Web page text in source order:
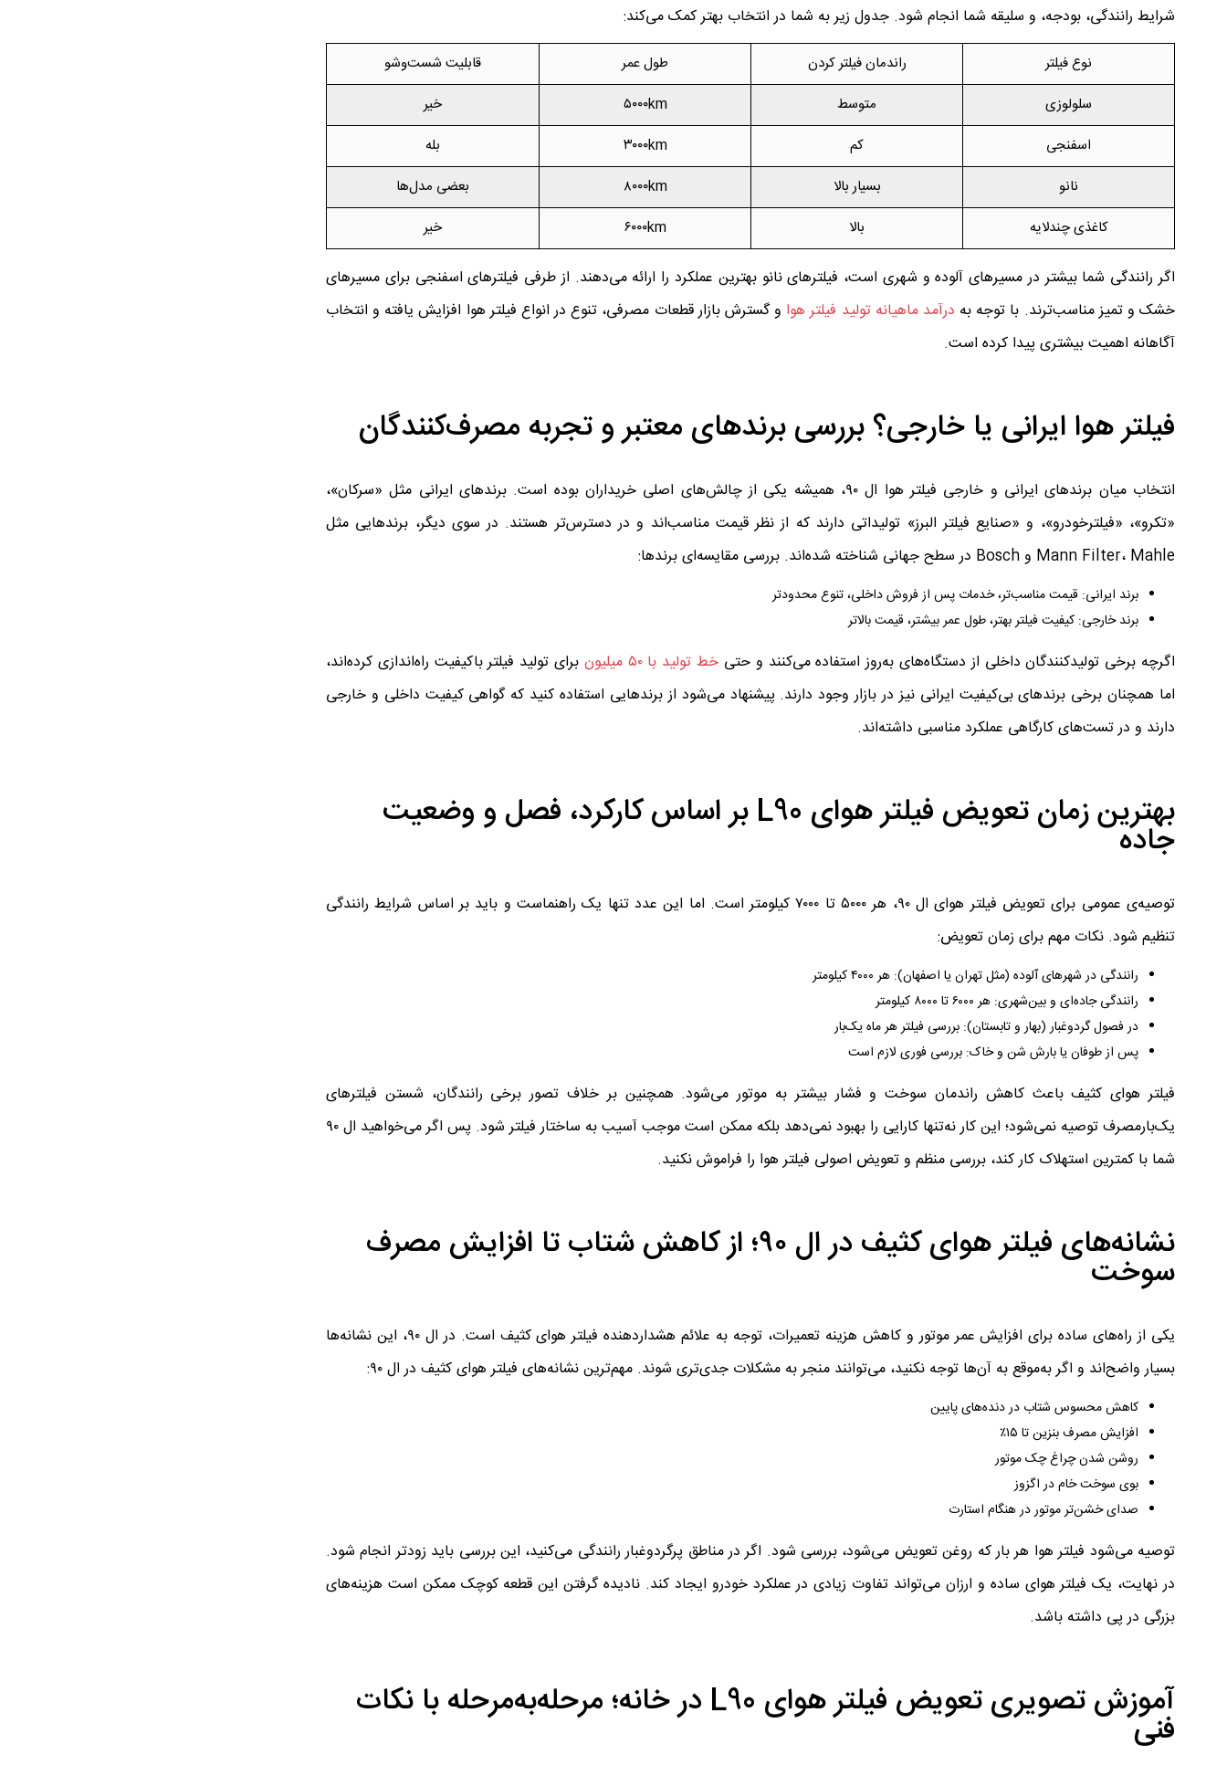
شرایط رانندگی، بودجه، و سلیقه شما انجام شود. جدول زیر به شما در انتخاب بهتر کمک می‌کند:
نوع فیلتر راندمان فیلتر کردن طول عمر
قابلیت شست‌وشو
سلولوزی
متوسط ۵۰۰۰km
خیر
اسفنجی
کم ۳۰۰۰km
بله
نانو
بسیار بالا ۸۰۰۰km
بعضی مدل‌ها
کاغذی چندلایه
بالا ۶۰۰۰km خیر
اگر رانندگی شما بیشتر در مسیرهای آلوده و شهری است، فیلترهای نانو بهترین عملکرد را ارائه می‌دهند. از طرفی فیلترهای اسفنجی برای مسیرهای
خشک و تمیز مناسب‌ترند. با توجه به درآمد ماهیانه تولید فیلتر هوا و گسترش بازار قطعات مصرفی، تنوع در انواع فیلتر هوا افزایش یافته و انتخاب
آگاهانه اهمیت بیشتری پیدا کرده است.
فیلتر هوا ایرانی یا خارجی؟ بررسی برندهای معتبر و تجربه مصرف‌کنندگان
انتخاب میان برندهای ایرانی و خارجی فیلتر هوا ال ۹۰، همیشه یکی از چالش‌های اصلی خریداران بوده است. برندهای ایرانی مثل «سرکان»،
«تکرو»، «فیلترخودرو»، و «صنایع فیلتر البرز» تولیداتی دارند که از نظر قیمت مناسب‌اند و در دسترس‌تر هستند. در سوی دیگر، برندهایی مثل
Mann Filter، Mahle و Bosch در سطح جهانی شناخته شده‌اند. بررسی مقایسه‌ای برندها:
برند ایرانی: قیمت مناسب‌تر، خدمات پس از فروش داخلی، تنوع محدودتر
برند خارجی: کیفیت فیلتر بهتر، طول عمر بیشتر، قیمت بالاتر
اگرچه برخی تولیدکنندگان داخلی از دستگاه‌های به‌روز استفاده می‌کنند و حتی خط تولید با ۵۰ میلیون
برای تولید فیلتر باکیفیت راه‌اندازی کرده‌اند،
اما همچنان برخی برندهای بی‌کیفیت ایرانی نیز در بازار وجود دارند. پیشنهاد می‌شود از برندهایی استفاده کنید که گواهی کیفیت داخلی و خارجی
دارند و در تست‌های کارگاهی عملکرد مناسبی داشته‌اند.
بهترین زمان تعویض فیلتر هوای L90 بر اساس کارکرد، فصل و وضعیت
جاده
توصیه‌ی عمومی برای تعویض فیلتر هوای ال ۹۰، هر ۵۰۰۰ تا ۷۰۰۰ کیلومتر است. اما این عدد تنها یک راهنماست و باید بر اساس شرایط رانندگی
تنظیم شود. نکات مهم برای زمان تعویض:
رانندگی در شهرهای آلوده (مثل تهران یا اصفهان): هر ۴۰۰۰ کیلومتر
رانندگی جاده‌ای و بین‌شهری: هر ۶۰۰۰ تا ۸۰۰۰ کیلومتر
در فصول گردوغبار (بهار و تابستان): بررسی فیلتر هر ماه یک‌بار
پس از طوفان یا بارش شن و خاک: بررسی فوری لازم است
فیلتر هوای کثیف باعث کاهش راندمان سوخت و فشار بیشتر به موتور می‌شود. همچنین بر خلاف تصور برخی رانندگان، شستن فیلترهای
یک‌بارمصرف توصیه نمی‌شود؛ این کار نه‌تنها کارایی را بهبود نمی‌دهد بلکه ممکن است موجب آسیب به ساختار فیلتر شود. پس اگر می‌خواهید ال ۹۰
شما با کمترین استهلاک کار کند، بررسی منظم و تعویض اصولی فیلتر هوا را فراموش نکنید.
نشانه‌های فیلتر هوای کثیف در ال ۹۰؛ از کاهش شتاب تا افزایش مصرف
سوخت
یکی از راه‌های ساده برای افزایش عمر موتور و کاهش هزینه تعمیرات، توجه به علائم هشداردهنده فیلتر هوای کثیف است. در ال ۹۰، این نشانه‌ها
بسیار واضح‌اند و اگر به‌موقع به آن‌ها توجه نکنید، می‌توانند منجر به مشکلات جدی‌تری شوند. مهم‌ترین نشانه‌های فیلتر هوای کثیف در ال ۹۰:
کاهش محسوس شتاب در دنده‌های پایین
افزایش مصرف بنزین تا ۱۵٪
روشن شدن چراغ چک موتور
بوی سوخت خام در اگزوز
صدای خشن‌تر موتور در هنگام استارت
توصیه می‌شود فیلتر هوا هر بار که روغن تعویض می‌شود، بررسی شود. اگر در مناطق پرگردوغبار رانندگی می‌کنید، این بررسی باید زودتر انجام شود.
در نهایت، یک فیلتر هوای ساده و ارزان می‌تواند تفاوت زیادی در عملکرد خودرو ایجاد کند. نادیده گرفتن این قطعه کوچک ممکن است هزینه‌های
بزرگی در پی داشته باشد.
آموزش تصویری تعویض فیلتر هوای L90 در خانه؛ مرحله‌به‌مرحله با نکات
فنی